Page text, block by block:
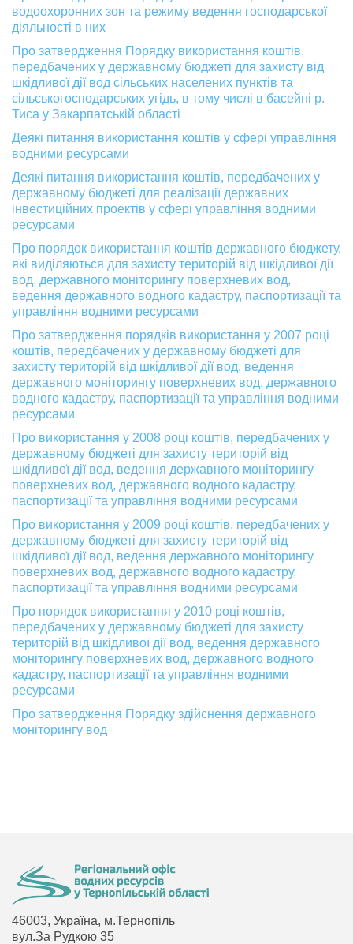
водоохоронних зон та режиму ведення господарської
діяльності в них
Про затвердження Порядку використання коштів,
передбачених у державному бюджеті для захисту від
шкідливої дії вод сільських населених пунктів та
сільськогосподарських угідь, в тому числі в басейні р.
Тиса у Закарпатській області
Деякі питання використання коштів у сфері управління
водними ресурсами
Деякі питання використання коштів, передбачених у
державному бюджеті для реалізації державних
інвестиційних проектів у сфері управління водними
ресурсами
Про порядок використання коштів державного бюджету,
які виділяються для захисту територій від шкідливої дії
вод, державного моніторингу поверхневих вод,
ведення державного водного кадастру, паспортизації та
управління водними ресурсами
Про затвердження порядків використання у 2007 році
коштів, передбачених у державному бюджеті для
захисту територій від шкідливої дії вод, ведення
державного моніторингу поверхневих вод, державного
водного кадастру, паспортизації та управління водними
ресурсами
Про використання у 2008 році коштів, передбачених у
державному бюджеті для захисту територій від
шкідливої дії вод, ведення державного моніторингу
поверхневих вод, державного водного кадастру,
паспортизації та управління водними ресурсами
Про використання у 2009 році коштів, передбачених у
державному бюджеті для захисту територій від
шкідливої дії вод, ведення державного моніторингу
поверхневих вод, державного водного кадастру,
паспортизації та управління водними ресурсами
Про порядок використання у 2010 році коштів,
передбачених у державному бюджеті для захисту
територій від шкідливої дії вод, ведення державного
моніторингу поверхневих вод, державного водного
кадастру, паспортизації та управління водними
ресурсами
Про затвердження Порядку здійснення державного
моніторингу вод
46003, Україна, м.Тернопіль
вул.За Рудкою 35